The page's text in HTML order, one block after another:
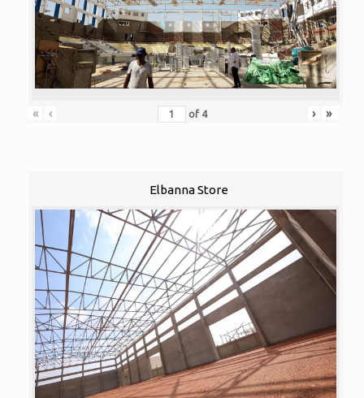
« ‹ of 4 › »
Elbanna Store